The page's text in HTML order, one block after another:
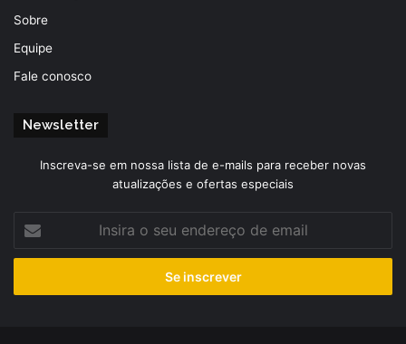
Sobre
Equipe
Fale conosco
Newsletter
Inscreva-se em nossa lista de e-mails para receber novas
atualizações e ofertas especiais
seu
de